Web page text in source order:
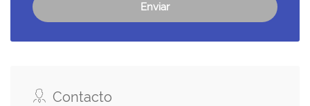
Enviar
Contacto